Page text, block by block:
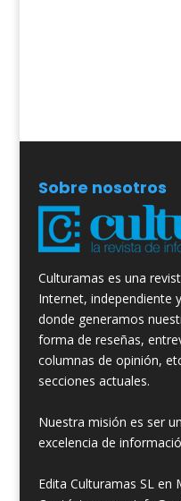
Sobre nosotros
Culturamas es una
Internet, independiente
donde generamos
forma de reseñas,
columnas de opinión,
secciones actuales.
Nuestra misión es ser
excelencia de
Edita Culturamas SL en